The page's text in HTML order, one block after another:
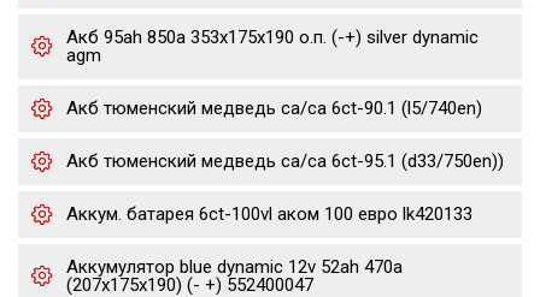
Акб 95ah 850a 353x175x190 о.п. (-+) silver dynamic
agm
Акб тюменский медведь ca/ca 6ct-90.1 (l5/740en)
Акб тюменский медведь ca/ca 6ct-95.1 (d33/750en))
Аккум. батарея 6ct-100vl аком 100 евро lk420133
Аккумулятор blue dynamic 12v 52ah 470a
(207x175x190) (- +) 552400047